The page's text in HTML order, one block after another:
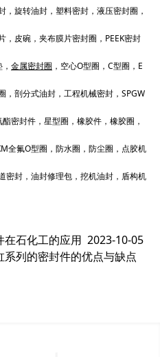
旋转油封，塑料密封，液压密封圈，
皮碗，夹布膜片密封圈，PEEK密封
金属密封圈 ，空心O型圈，C型圈，E
，剖分式油封，工程机械密封，SPGW
密封件，星型圈，橡胶件，橡胶圈，
全氟O型圈，防水圈，防尘圈，点胶机
密封，油封修理包，挖机油封，盾构机
在石化工的应用 2023-10-05
系列的密封件的优点与缺点